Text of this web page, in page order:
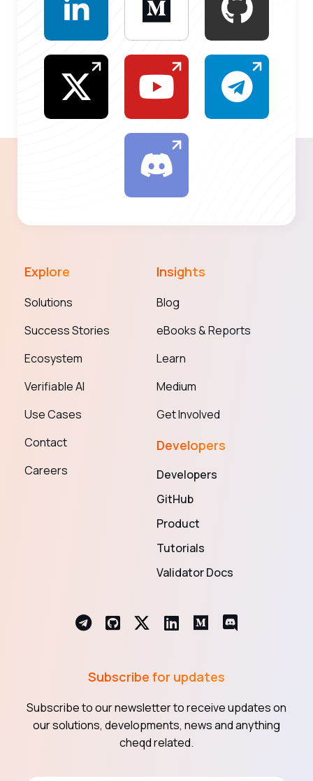
Explore
Solutions
Success Stories
Ecosystem
Verifiable AI
Use Cases
Contact
Careers
Insights
Blog
eBooks & Reports
Learn
Medium
Get Involved
Developers
Developers
GitHub
Product
Tutorials
Validator Docs
Subscribe for updates
Subscribe to our newsletter to receive updates on
our solutions, developments, news and anything
cheqd related.